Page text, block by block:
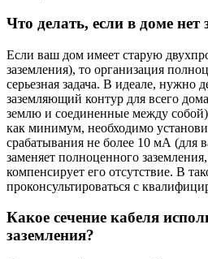
Что делать, если в доме нет
Если ваш дом имеет старую
заземления), то организация
серьезная задача. В идеале, нужно
заземляющий контур для всего
землю и соединенные между
как минимум, необходимо
срабатывания не более 10 мА (для
заменяет полноценного
компенсирует его отсутствие. В
проконсультироваться с
Какое сечение кабеля
заземления?